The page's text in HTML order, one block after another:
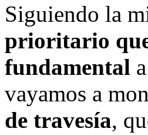
Siguiendo la
prioritario
fundamental
vayamos a
de travesía,